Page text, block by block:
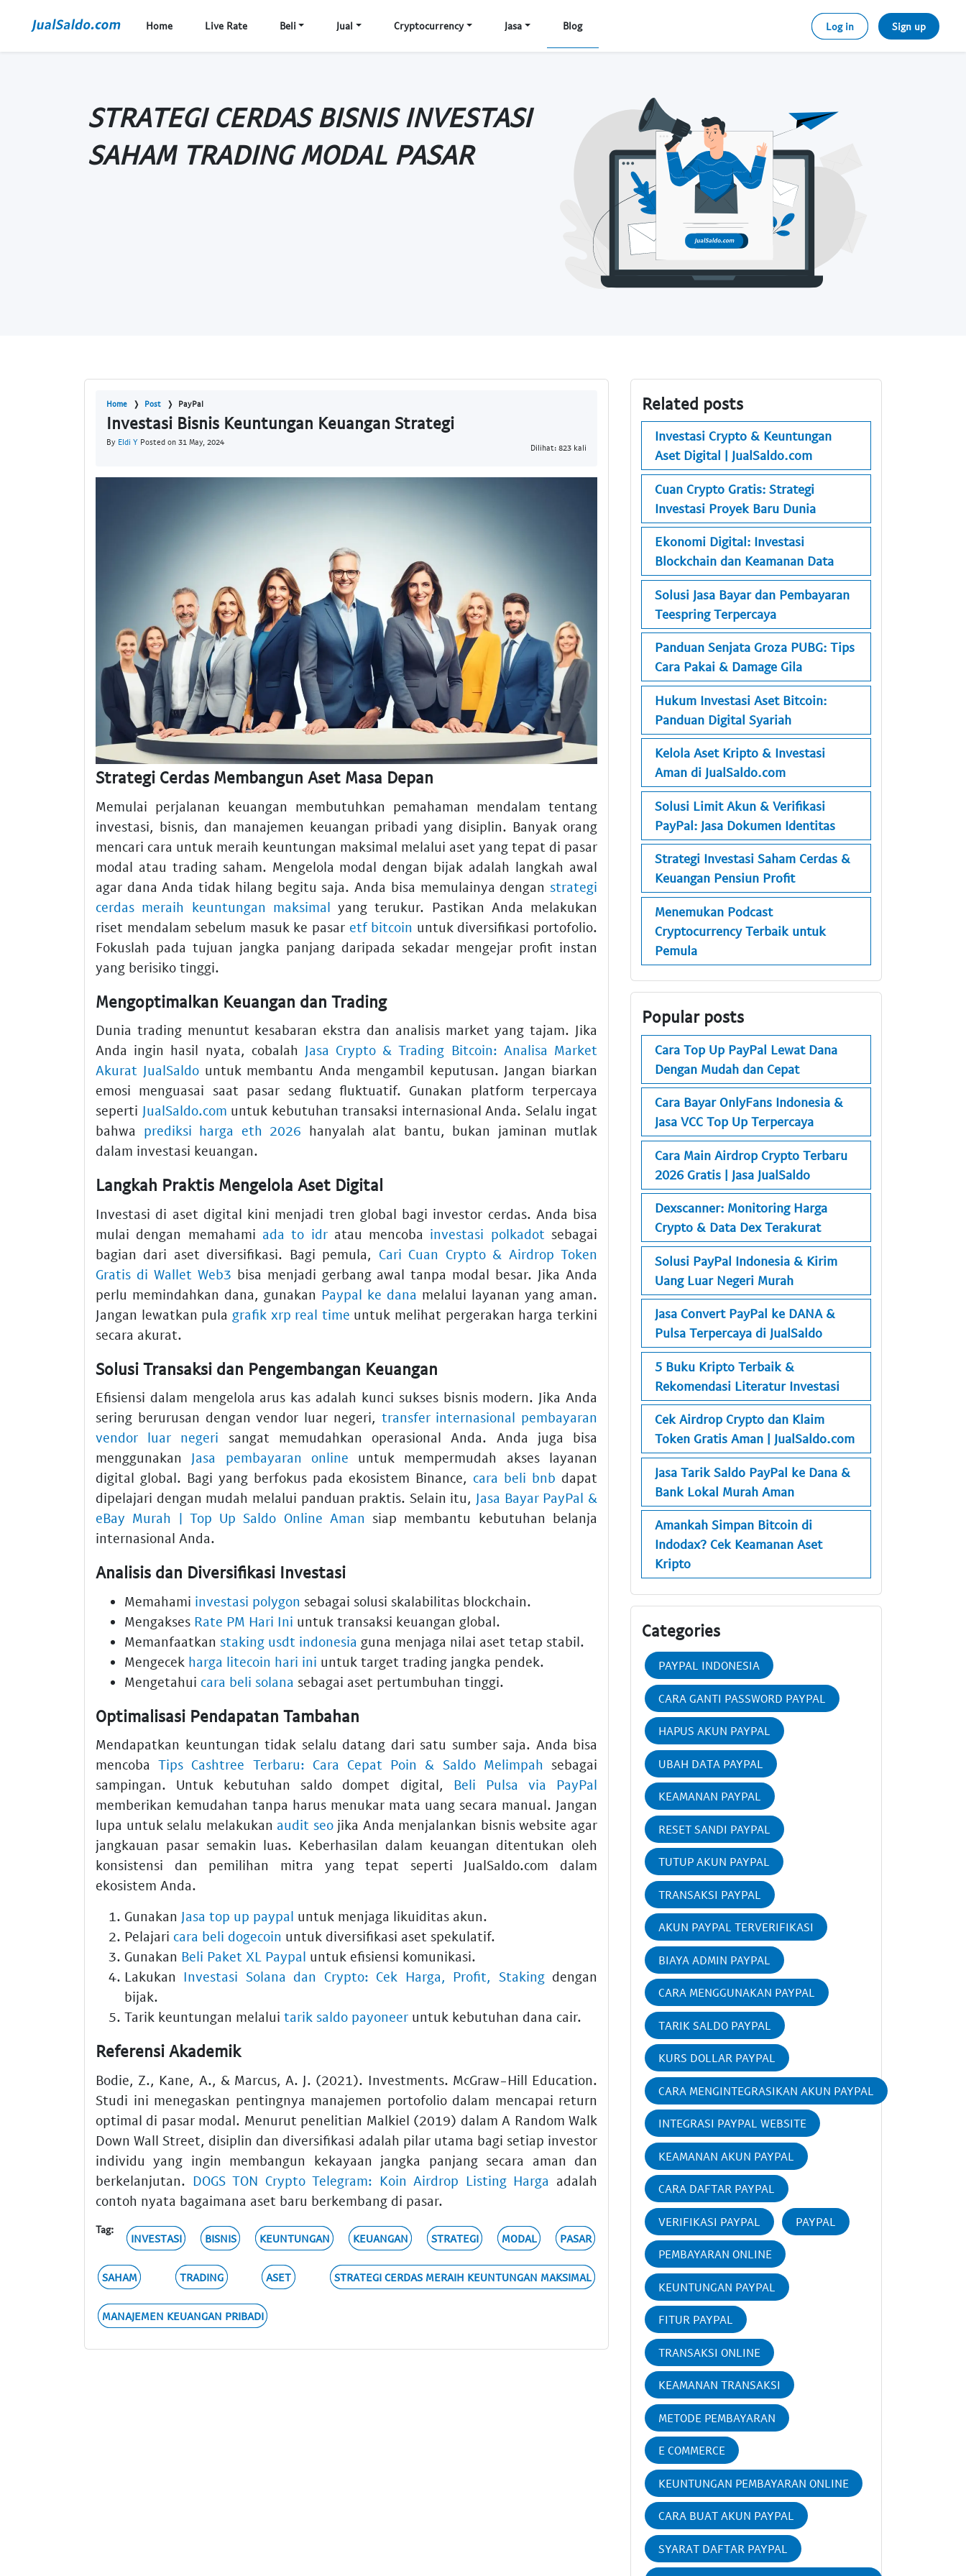
Home Live Rate Beli Jual Cryptocurrency Jasa Blog Log in Sign up
STRATEGI CERDAS BISNIS INVESTASI
SAHAM TRADING MODAL PASAR
Home Post PayPal
Investasi Bisnis Keuntungan Keuangan Strategi
By Eldi Y Posted on 31 May, 2024
Dilihat: 823 kali
Strategi Cerdas Membangun Aset Masa Depan
Memulai perjalanan keuangan membutuhkan pemahaman mendalam tentang
investasi, bisnis, dan manajemen keuangan pribadi yang disiplin. Banyak orang
mencari cara untuk meraih keuntungan maksimal melalui aset yang tepat di pasar
modal atau trading saham. Mengelola modal dengan bijak adalah langkah awal
agar dana Anda tidak hilang begitu saja. Anda bisa memulainya dengan strategi
cerdas meraih keuntungan maksimal yang terukur. Pastikan Anda melakukan
riset mendalam sebelum masuk ke pasar etf bitcoin untuk diversifikasi portofolio.
Fokuslah pada tujuan jangka panjang daripada sekadar mengejar profit instan
yang berisiko tinggi.
Mengoptimalkan Keuangan dan Trading
Dunia trading menuntut kesabaran ekstra dan analisis market yang tajam. Jika
Anda ingin hasil nyata, cobalah Jasa Crypto & Trading Bitcoin: Analisa Market
Akurat JualSaldountuk membantu Anda mengambil keputusan. Jangan biarkan
emosi menguasai saat pasar sedang fluktuatif. Gunakan platform terpercaya
seperti JualSaldo.com untuk kebutuhan transaksi internasional Anda. Selalu ingat
bahwa prediksi harga eth 2026 hanyalah alat bantu, bukan jaminan mutlak
dalam investasi keuangan.
Langkah Praktis Mengelola Aset Digital
Investasi di aset digital kini menjadi tren global bagi investor cerdas. Anda bisa
mulai dengan memahami ada to idratau mencoba investasi polkadot sebagai
bagian dari aset diversifikasi. Bagi pemula, Cari Cuan Crypto & Airdrop Token
Gratis di Wallet Web3 bisa menjadi gerbang awal tanpa modal besar. Jika Anda
perlu memindahkan dana, gunakan Paypal ke dana melalui layanan yang aman.
Jangan lewatkan pula grafik xrp real time untuk melihat pergerakan harga terkini
secara akurat.
Solusi Transaksi dan Pengembangan Keuangan
Efisiensi dalam mengelola arus kas adalah kunci sukses bisnis modern. Jika Anda
sering berurusan dengan vendor luar negeri, transfer internasional pembayaran
vendor luar negeri sangat memudahkan operasional Anda. Anda juga bisa
menggunakan Jasa pembayaran online untuk mempermudah akses layanan
digital global. Bagi yang berfokus pada ekosistem Binance, cara beli bnb dapat
dipelajari dengan mudah melalui panduan praktis. Selain itu, Jasa Bayar PayPal &
eBay Murah | Top Up Saldo Online Aman siap membantu kebutuhan belanja
internasional Anda.
Analisis dan Diversifikasi Investasi
Memahami investasi polygon sebagai solusi skalabilitas blockchain.
Mengakses Rate PM Hari Ini untuk transaksi keuangan global.
Memanfaatkan staking usdt indonesia guna menjaga nilai aset tetap stabil.
Mengecek harga litecoin hari ini untuk target trading jangka pendek.
Mengetahui cara beli solana sebagai aset pertumbuhan tinggi.
Optimalisasi Pendapatan Tambahan
Mendapatkan keuntungan tidak selalu datang dari satu sumber saja. Anda bisa
mencobaTips Cashtree Terbaru: Cara Cepat Poin & Saldo Melimpah sebagai
sampingan. Untuk kebutuhan saldo dompet digital, Beli Pulsa via PayPal
memberikan kemudahan tanpa harus menukar mata uang secara manual. Jangan
lupa untuk selalu melakukan audit seojika Anda menjalankan bisnis website agar
jangkauan pasar semakin luas. Keberhasilan dalam keuangan ditentukan oleh
konsistensi dan pemilihan mitra yang tepat seperti JualSaldo.com dalam
ekosistem Anda.
Gunakan Jasa top up paypal untuk menjaga likuiditas akun.
Pelajari cara beli dogecoin untuk diversifikasi aset spekulatif.
Gunakan Beli Paket XL Paypal untuk efisiensi komunikasi.
Lakukan Investasi Solana dan Crypto: Cek Harga, Profit, Stakingdengan
bijak.
Tarik keuntungan melalui tarik saldo payoneer untuk kebutuhan dana cair.
Referensi Akademik
Bodie, Z., Kane, A., & Marcus, A. J. (2021). Investments. McGraw-Hill Education.
Studi ini menegaskan pentingnya manajemen portofolio dalam mencapai return
optimal di pasar modal. Menurut penelitian Malkiel (2019) dalam A Random Walk
Down Wall Street, disiplin dan diversifikasi adalah pilar utama bagi setiap investor
individu yang ingin membangun kekayaan jangka panjang secara aman dan
berkelanjutan. DOGS TON Crypto Telegram: Koin Airdrop Listing Harga adalah
contoh nyata bagaimana aset baru berkembang di pasar.
Tag:
INVESTASI BISNIS KEUNTUNGAN KEUANGAN STRATEGI MODAL PASAR
SAHAM TRADING ASET STRATEGI CERDAS MERAIH KEUNTUNGAN MAKSIMAL
MANAJEMEN KEUANGAN PRIBADI
Related posts
Investasi Crypto & Keuntungan
Aset Digital | JualSaldo.com
Cuan Crypto Gratis: Strategi
Investasi Proyek Baru Dunia
Ekonomi Digital: Investasi
Blockchain dan Keamanan Data
Solusi Jasa Bayar dan Pembayaran
Teespring Terpercaya
Panduan Senjata Groza PUBG: Tips
Cara Pakai & Damage Gila
Hukum Investasi Aset Bitcoin:
Panduan Digital Syariah
Kelola Aset Kripto & Investasi
Aman di JualSaldo.com
Solusi Limit Akun & Verifikasi
PayPal: Jasa Dokumen Identitas
Strategi Investasi Saham Cerdas &
Keuangan Pensiun Profit
Menemukan Podcast
Cryptocurrency Terbaik untuk
Pemula
Popular posts
Cara Top Up PayPal Lewat Dana
Dengan Mudah dan Cepat
Cara Bayar OnlyFans Indonesia &
Jasa VCC Top Up Terpercaya
Cara Main Airdrop Crypto Terbaru
2026 Gratis | Jasa JualSaldo
Dexscanner: Monitoring Harga
Crypto & Data Dex Terakurat
Solusi PayPal Indonesia & Kirim
Uang Luar Negeri Murah
Jasa Convert PayPal ke DANA &
Pulsa Terpercaya di JualSaldo
5 Buku Kripto Terbaik &
Rekomendasi Literatur Investasi
Cek Airdrop Crypto dan Klaim
Token Gratis Aman | JualSaldo.com
Jasa Tarik Saldo PayPal ke Dana &
Bank Lokal Murah Aman
Amankah Simpan Bitcoin di
Indodax? Cek Keamanan Aset
Kripto
Categories
PAYPAL INDONESIA
CARA GANTI PASSWORD PAYPAL
HAPUS AKUN PAYPAL
UBAH DATA PAYPAL
KEAMANAN PAYPAL
RESET SANDI PAYPAL
TUTUP AKUN PAYPAL
TRANSAKSI PAYPAL
AKUN PAYPAL TERVERIFIKASI
BIAYA ADMIN PAYPAL
CARA MENGGUNAKAN PAYPAL
TARIK SALDO PAYPAL
KURS DOLLAR PAYPAL
CARA MENGINTEGRASIKAN AKUN PAYPAL
INTEGRASI PAYPAL WEBSITE
KEAMANAN AKUN PAYPAL
CARA DAFTAR PAYPAL
VERIFIKASI PAYPAL PAYPAL
PEMBAYARAN ONLINE
KEUNTUNGAN PAYPAL
FITUR PAYPAL
TRANSAKSI ONLINE
KEAMANAN TRANSAKSI
METODE PEMBAYARAN
E COMMERCE
KEUNTUNGAN PEMBAYARAN ONLINE
CARA BUAT AKUN PAYPAL
SYARAT DAFTAR PAYPAL